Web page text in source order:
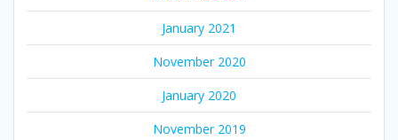
January 2021
November 2020
January 2020
November 2019